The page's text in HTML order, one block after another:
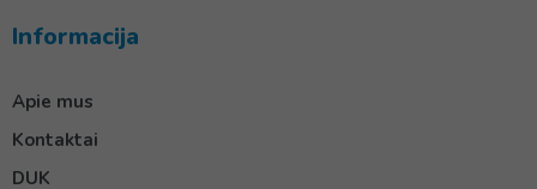
Informacija
Apie mus
Kontaktai
DUK